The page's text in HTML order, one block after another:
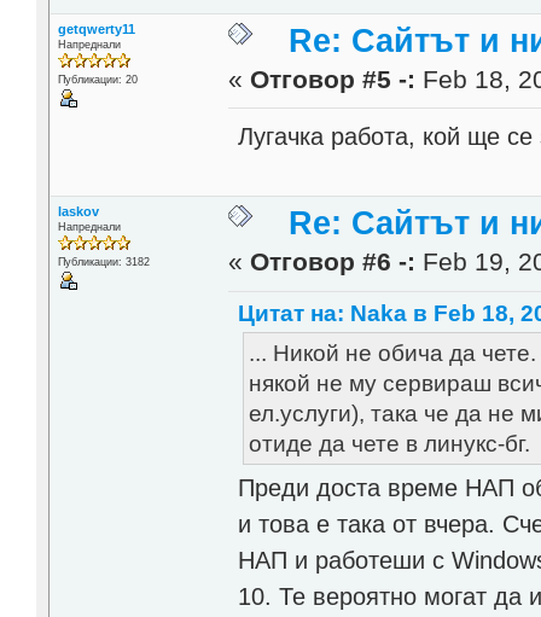
getqwerty11
Напреднали
Публикации: 20
Re: Сайтът и
« Отговор #5 -: Feb 18,
Лугачка работа, кой ще
laskov
Напреднали
Публикации: 3182
Re: Сайтът и
« Отговор #6 -: Feb 19,
Цитат на: Naka в Feb 18,
... Никой не обича да
някой не му сервираш
ел.услуги), така че да
отиде да чете в линукс-бг.
Преди доста време НАП
и това е така от вчера.
НАП и работеши с
10. Те вероятно могат да